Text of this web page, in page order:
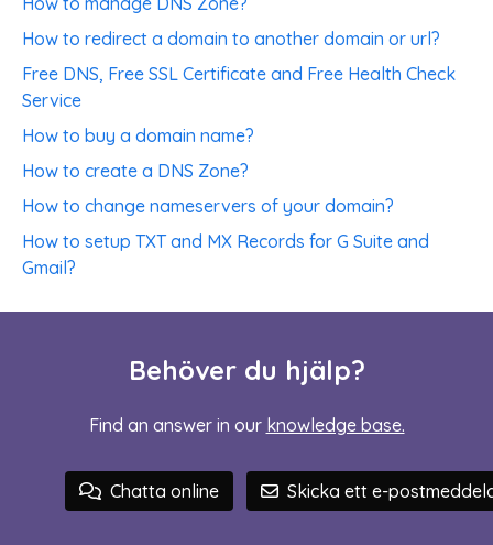
How to redirect a domain to another domain or url?
Free DNS, Free SSL Certificate and Free Health Check
Service
How to buy a domain name?
How to create a DNS Zone?
How to change nameservers of your domain?
How to setup TXT and MX Records for G Suite and
Gmail?
Behöver du hjälp?
Find an answer in our knowledge base.
Chatta online Skicka ett e-